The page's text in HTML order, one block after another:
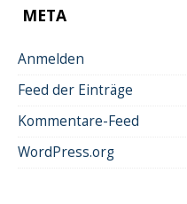
META
Anmelden
Feed der Einträge
Kommentare-Feed
WordPress.org